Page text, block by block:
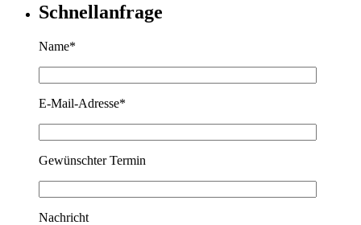
Schnellanfrage
Name*
E-Mail-Adresse*
Gewünschter Termin
Nachricht